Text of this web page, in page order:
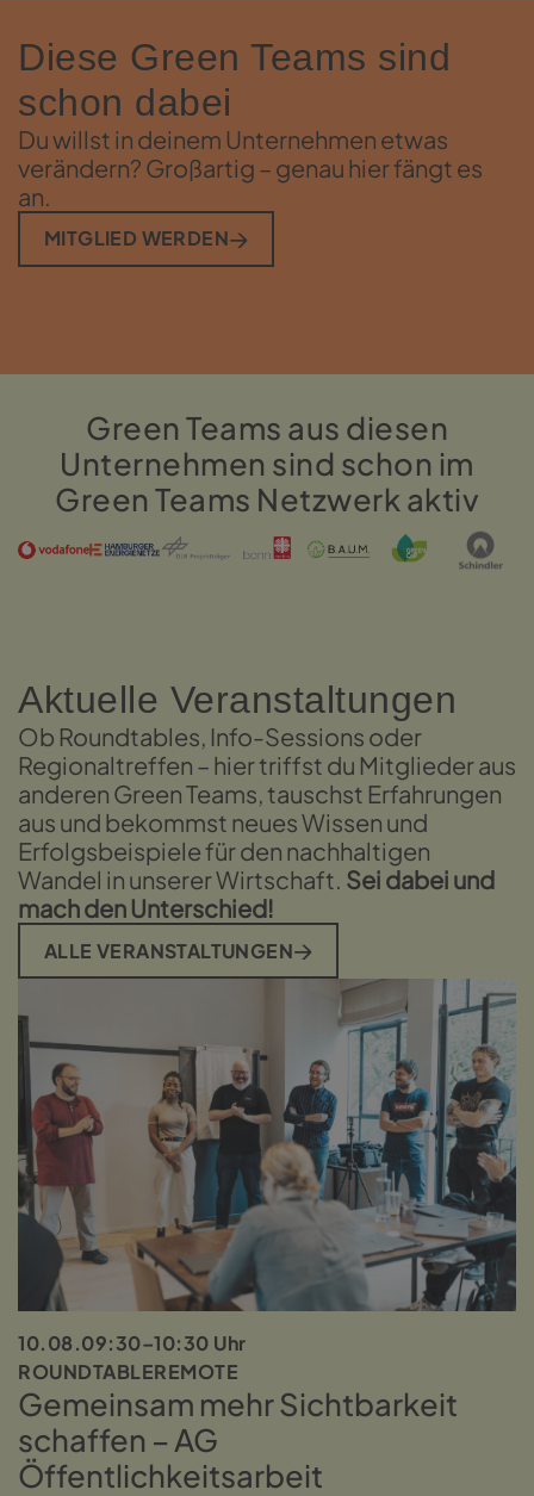
Diese Green Teams sind
schon dabei
Du willst in deinem Unternehmen etwas
verändern? Großartig – genau hier fängt es
an.
MITGLIED WERDEN
Green Teams aus diesen
Unternehmen sind schon im
Green Teams Netzwerk aktiv
Aktuelle Veranstaltungen
Ob Roundtables, Info-Sessions oder
Regionaltreffen – hier triffst du Mitglieder aus
anderen Green Teams, tauschst Erfahrungen
aus und bekommst neues Wissen und
Erfolgsbeispiele für den nachhaltigen
Wandel in unserer Wirtschaft. Sei dabei und
mach den Unterschied!
ALLE VERANSTALTUNGEN
10.08.09:30–10:30 Uhr
ROUNDTABLEREMOTE
Gemeinsam mehr Sichtbarkeit
schaffen – AG
Öffentlichkeitsarbeit